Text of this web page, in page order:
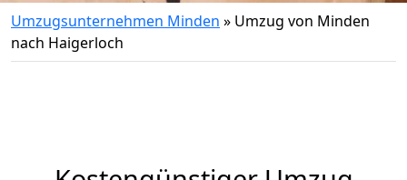
Umzugsunternehmen Minden » Umzug von Minden
nach Haigerloch